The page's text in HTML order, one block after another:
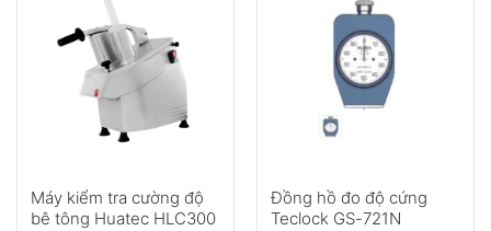
Máy kiểm tra cường độ
bê tông Huatec HLC300
Đồng hồ đo độ cứng
Teclock GS-721N